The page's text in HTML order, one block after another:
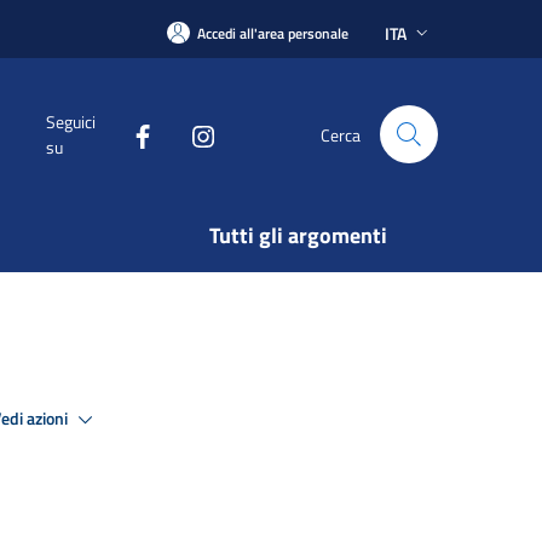
Accedi all'area personale ITA
Seguici
su
Cerca
Tutti gli argomenti
azioni